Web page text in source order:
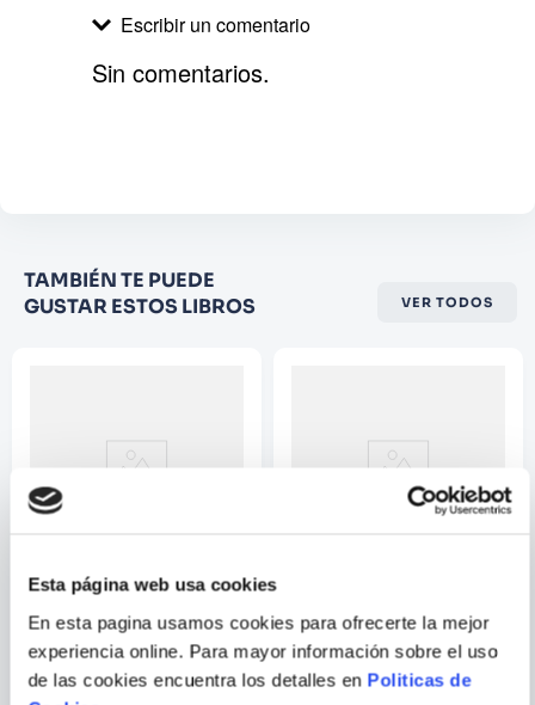
Esta página web usa cookies
En esta pagina usamos cookies para ofrecerte la mejor
experiencia online. Para mayor información sobre el uso
de las cookies encuentra los detalles en Politicas de
antiguos y rituales paganos se mezclan en una
y en el denodado esfuerzo de un hombre por
Escribir un comentario
Califique el producto de 1 a 5
estrellas
Correo electrónico
Sin comentarios.
TAMBIÉN TE PUEDE
GUSTAR ESTOS LIBROS
VER TODOS
JEREMY DRONFIELD
EL CHICO QUE SIGUIÓ A SU
PADRE HASTA AUSCHWITZ
SEBASTIAN FLEMING
LA CUPULA DE CIELO